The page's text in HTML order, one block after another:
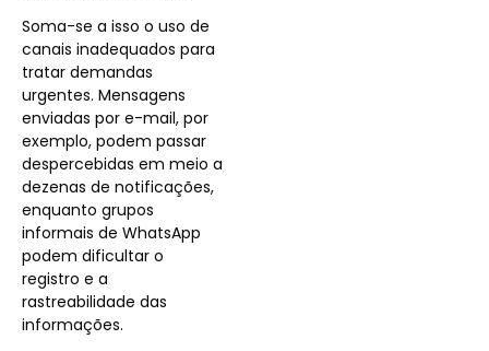
Soma-se a isso o uso de
canais inadequados para
tratar demandas
urgentes. Mensagens
enviadas por e-mail, por
exemplo, podem passar
despercebidas em meio a
dezenas de notificações,
enquanto grupos
informais de WhatsApp
podem dificultar o
registro e a
rastreabilidade das
informações.